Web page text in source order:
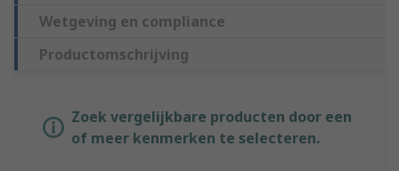
Wetgeving en compliance
Productomschrijving
Zoek vergelijkbare producten door een
of meer kenmerken te selecteren.